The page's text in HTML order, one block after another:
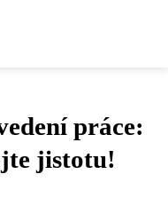
práce:
jistotu!